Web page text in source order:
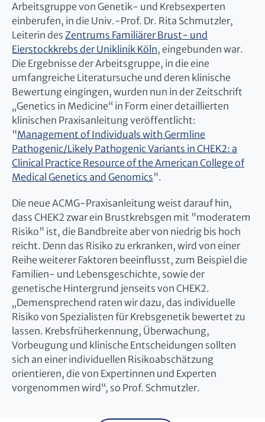
Arbeitsgruppe von Genetik- und Krebsexperten
einberufen, in die Univ.-Prof. Dr. Rita Schmutzler,
Leiterin des Zentrums Familiärer Brust- und
Eierstockkrebs der Uniklinik Köln, eingebunden war.
Die Ergebnisse der Arbeitsgruppe, in die eine
umfangreiche Literatursuche und deren klinische
Bewertung eingingen, wurden nun in der Zeitschrift
„Genetics in Medicine“ in Form einer detaillierten
klinischen Praxisanleitung veröffentlicht:
"Management of Individuals with Germline
Pathogenic/Likely Pathogenic Variants in CHEK2: a
Clinical Practice Resource of the American College of
Medical Genetics and Genomics".
Die neue ACMG-Praxisanleitung weist darauf hin,
dass CHEK2 zwar ein Brustkrebsgen mit "moderatem
Risiko" ist, die Bandbreite aber von niedrig bis hoch
reicht. Denn das Risiko zu erkranken, wird von einer
Reihe weiterer Faktoren beeinflusst, zum Beispiel die
Familien- und Lebensgeschichte, sowie der
genetische Hintergrund jenseits von CHEK2.
„Demensprechend raten wir dazu, das individuelle
Risiko von Spezialisten für Krebsgenetik bewertet zu
lassen. Krebsfrüherkennung, Überwachung,
Vorbeugung und klinische Entscheidungen sollten
sich an einer individuellen Risikoabschätzung
orientieren, die von Expertinnen und Experten
vorgenommen wird“, so Prof. Schmutzler.